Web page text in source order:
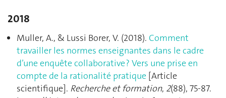
2018
Muller, A., & Lussi Borer, V. (2018). Comment
travailler les normes enseignantes dans le cadre
d’une enquête collaborative ? Vers une prise en
compte de la rationalité pratique [Article
scientifique]. Recherche et formation, 2(88), 75‑87.